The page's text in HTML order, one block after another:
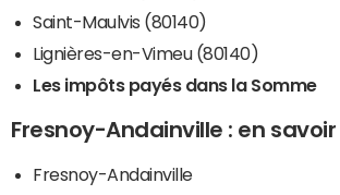
Saint-Maulvis (80140)
Lignières-en-Vimeu (80140)
Les impôts payés dans la Somme
Fresnoy-Andainville : en savoir
Fresnoy-Andainville